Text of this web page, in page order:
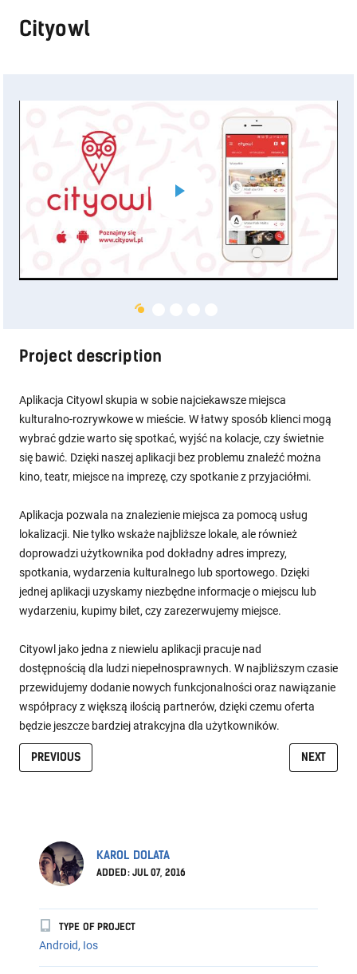
KAROL DOLATA
ADDED: JUL 07, 2016
TYPE OF PROJECT
Android, Ios
Cityowl
Project description
Aplikacja Cityowl skupia w sobie najciekawsze miejsca
kulturalno-rozrywkowe w mieście. W łatwy sposób klienci mogą
wybrać gdzie warto się spotkać, wyjść na kolacje, czy świetnie
się bawić. Dzięki naszej aplikacji bez problemu znaleźć można
kino, teatr, miejsce na imprezę, czy spotkanie z przyjaciółmi.
Aplikacja pozwala na znalezienie miejsca za pomocą usług
lokalizacji. Nie tylko wskaże najbliższe lokale, ale również
doprowadzi użytkownika pod dokładny adres imprezy,
spotkania, wydarzenia kulturalnego lub sportowego. Dzięki
jednej aplikacji uzyskamy niezbędne informacje o miejscu lub
wydarzeniu, kupimy bilet, czy zarezerwujemy miejsce.
Cityowl jako jedna z niewielu aplikacji pracuje nad
dostępnością dla ludzi niepełnosprawnych. W najbliższym czasie
przewidujemy dodanie nowych funkcjonalności oraz nawiązanie
współpracy z większą ilością partnerów, dzięki czemu oferta
będzie jeszcze bardziej atrakcyjna dla użytkowników.
PREVIOUS NEXT